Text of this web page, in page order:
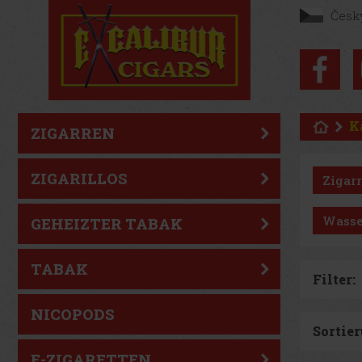
ZIGARREN
ZIGARILLOS
GEHEIZTER TABAK
TABAK
NICOPODS
Filter: